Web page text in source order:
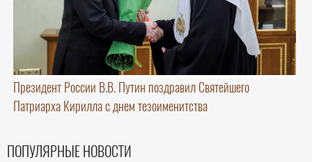
Президент России В.В. Путин поздравил Святейшего
Патриарха Кирилла с днем тезоименитства
ПОПУЛЯРНЫЕ НОВОСТИ